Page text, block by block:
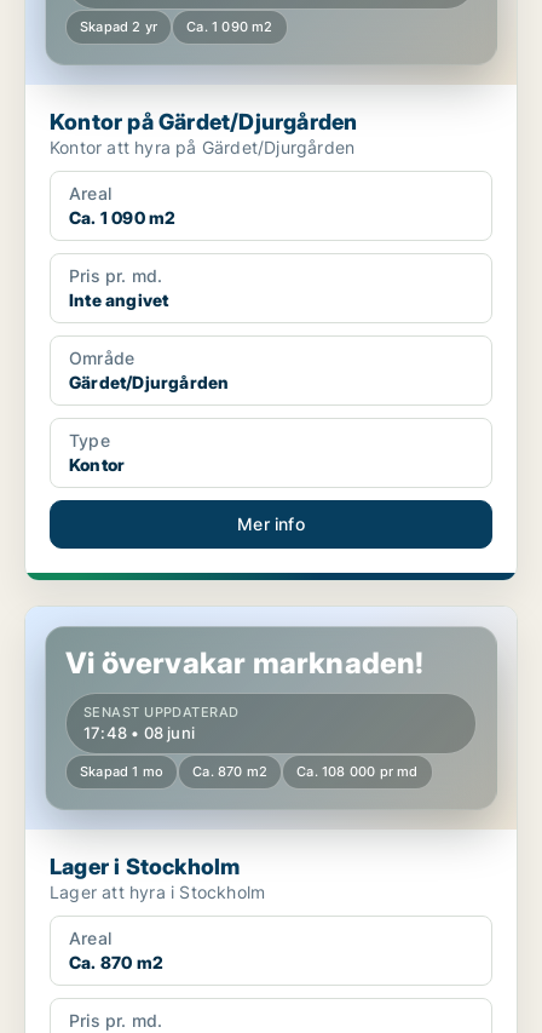
Skapad 2 yr Ca. 1 090 m2
Kontor på Gärdet/Djurgården
Kontor att hyra på Gärdet/Djurgården
Areal
Ca. 1 090 m2
Pris pr. md.
Inte angivet
Område
Gärdet/Djurgården
Type
Kontor
Mer info
Lager i Stockholm
Vi övervakar marknaden!
SENAST UPPDATERAD
17:48 • 08 juni
Skapad 1 mo Ca. 870 m2 Ca. 108 000 pr md
Lager i Stockholm
Lager att hyra i Stockholm
Areal
Ca. 870 m2
Pris pr. md.